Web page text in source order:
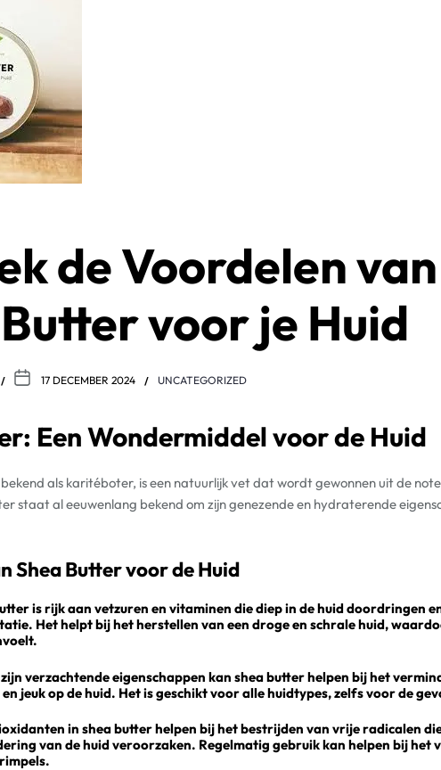
de Voordelen van
voor je Huid
17 DECEMBER 2024 UNCATEGORIZED
Een Wondermiddel voor de Huid
als karitéboter, is een natuurlijk vet dat wordt gewonnen uit de
staat al eeuwenlang bekend om zijn genezende en hydraterende
Shea Butter voor de Huid
is rijk aan vetzuren en vitaminen die diep in de huid doordringen
Het helpt bij het herstellen van een droge en schrale huid,
verzachtende eigenschappen kan shea butter helpen bij het
jeuk op de huid. Het is geschikt voor alle huidtypes, zelfs voor de
in shea butter helpen bij het bestrijden van vrije radicalen
van de huid veroorzaken. Regelmatig gebruik kan helpen bij het